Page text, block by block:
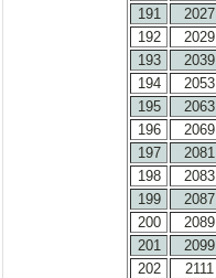
191
2027
192
2029
193
2039
194
2053
195
2063
196
2069
197
2081
198
2083
199
2087
200
2089
201
2099
202
2111